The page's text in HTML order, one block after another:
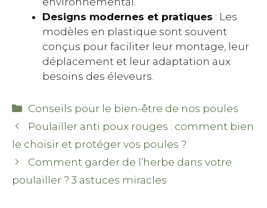
Designs modernes et pratiques : Les
modèles en plastique sont souvent
conçus pour faciliter leur montage, leur
déplacement et leur adaptation aux
besoins des éleveurs.
Catégories
Conseils pour le bien-être de nos poules
Poulailler anti poux rouges : comment bien
le choisir et protéger vos poules ?
Comment garder de l’herbe dans votre
poulailler ? 3 astuces miracles